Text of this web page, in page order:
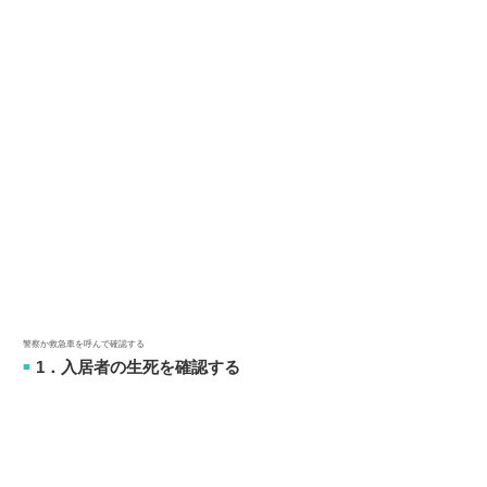
警察か救急車を呼んで確認する
■ 1．入居者の生死を確認する